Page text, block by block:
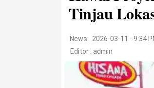
Tinjau
News
2026-03-11 - 9:34
Editor : admin